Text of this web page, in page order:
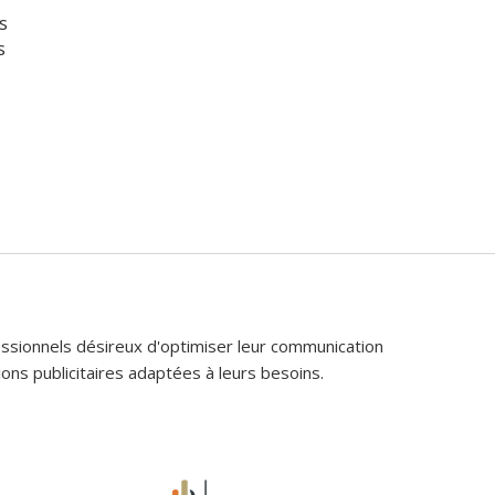
désireux d'optimiser leur communication
publicitaires adaptées à leurs besoins.